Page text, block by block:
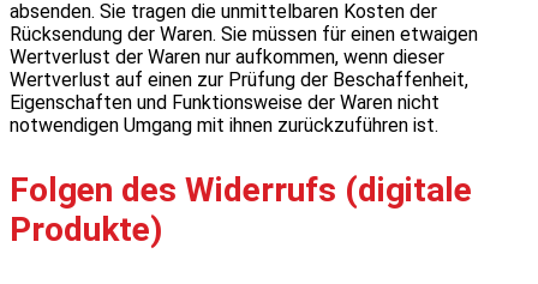
absenden. Sie tragen die unmittelbaren Kosten der
Rücksendung der Waren. Sie müssen für einen etwaigen
Wertverlust der Waren nur aufkommen, wenn dieser
Wertverlust auf einen zur Prüfung der Beschaffenheit,
Eigenschaften und Funktionsweise der Waren nicht
notwendigen Umgang mit ihnen zurückzuführen ist.
Folgen des Widerrufs (digitale
Produkte)